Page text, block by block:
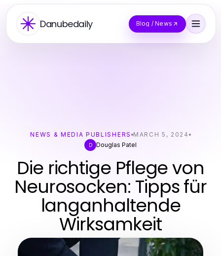
Danubedaily Blog / News
NEWS & MEDIA PUBLISHERS MARCH 5, 2024
D Douglas Patel
Die richtige Pflege von
Neurosocken: Tipps für
langanhaltende
Wirksamkeit